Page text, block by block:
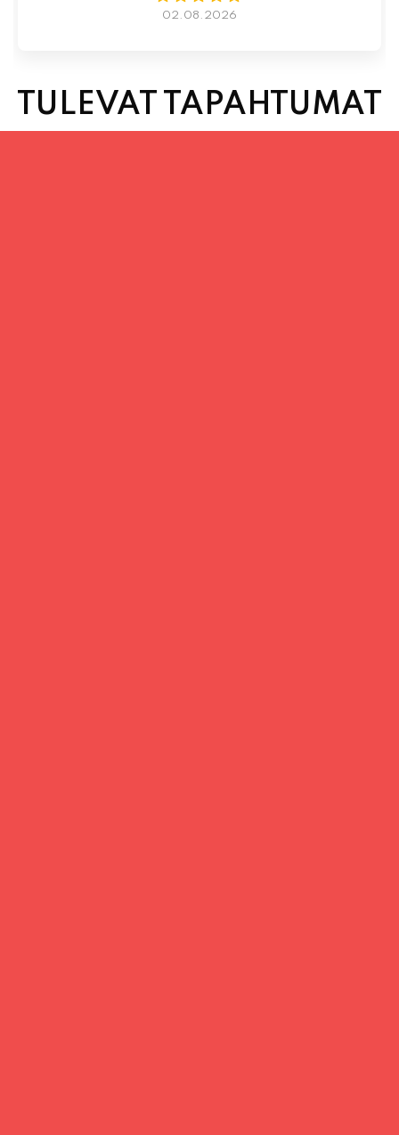
02.08.2026
TULEVAT TAPAHTUMAT